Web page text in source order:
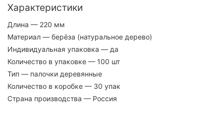
Характеристики
Длина — 220 мм
Материал — берёза (натуральное дерево)
Индивидуальная упаковка — да
Количество в упаковке — 100 шт
Тип — палочки деревянные
Количество в коробке — 30 упак
Страна производства — Россия